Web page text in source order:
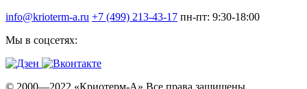
info@krioterm-a.ru +7 (499) 213-43-17 пн-пт: 9:30-18:00
Мы в соцсетях:
© 2000—2022 «Криотерм-А» Все права защищены.